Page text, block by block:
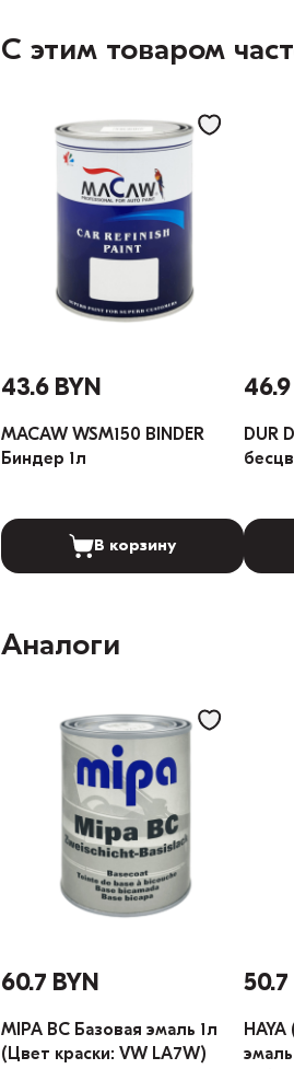
С этим товаром
43.6 BYN
MACAW WSM150 BINDER
Биндер 1л
В корзину
DUR
Аналоги
60.7 BYN
MIPA BC Базовая эмаль 1л
(Цвет краски: VW LA7W)
50.7